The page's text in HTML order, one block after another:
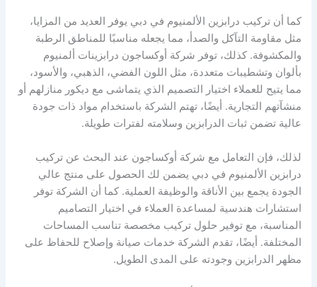
كما أن تركيب درابزين الألمنيوم في دبي يوفر العديد من المزايا،
مثل مقاومة التآكل والصدأ، مما يجعله مناسبًا للمناطق الرطبة
والمكشوفة. كذلك، توفر شركة أوكساجون درابزينات ألمنيوم
بألوان وتشطيبات متعددة، مثل اللون الفضي، الذهبي، والأسود،
مما يتيح للعملاء اختيار التصميم الذي يتماشى مع ديكور منازلهم أو
منشآتهم التجارية. أيضًا، تهتم الشركة باستخدام مواد ذات جودة
عالية تضمن ثبات الدرابزين وسلامته لفترات طويلة.
لذلك، فإن التعامل مع شركة أوكساجون عند البحث عن تركيب
درابزين الألمنيوم في دبي يضمن لك الحصول على منتج عالي
الجودة يجمع بين الأناقة والوظيفة العملية. كما أن الشركة توفر
استشارات هندسية لمساعدة العملاء في اختيار التصاميم
المناسبة، مع توفير حلول تركيب مخصصة تناسب المساحات
المختلفة. أيضًا، تقدم الشركة خدمات صيانة وإصلاح للحفاظ على
مظهر الدرابزين وجودته على المدى الطويل.